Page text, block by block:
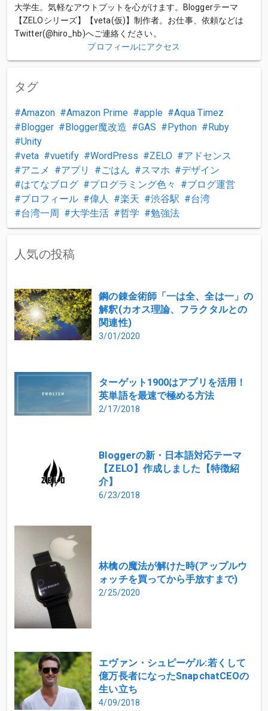
大学生。気軽なアウトプットを心がけます。Bloggerテーマ
【ZELOシリーズ】【veta(仮)】制作者。お仕事、依頼などは
Twitter(@hiro_hb)へご連絡ください。
プロフィールにアクセス
タグ
Amazon Amazon Prime apple
Aqua Timez
Blogger
Blogger魔改造 GAS Python
Ruby
Unity
veta
vuetify WordPress ZELO
アドセンス
アニメ
アプリ ごはん スマホ
デザイン
はてなブログ
プログラミング色々
ブログ運営
プロフィール
偉人 楽天 渋谷駅
台湾
台湾一周
大学生活 哲学 勉強法
人気の投稿
鋼の錬金術師「一は全、全は一」の
解釈(カオス理論、フラクタルとの
関連性)
3/01/2020
ターゲット1900はアプリを活用！
英単語を最速で極める方法
2/17/2018
Bloggerの新・日本語対応テーマ
【ZELO】作成しました【特徴紹
介】
6/23/2018
林檎の魔法が解けた時(アップルウ
ォッチを買ってから手放すまで)
2/25/2020
エヴァン・シュピーゲル:若くして
億万長者になったSnapchatCEOの
生い立ち
4/09/2018